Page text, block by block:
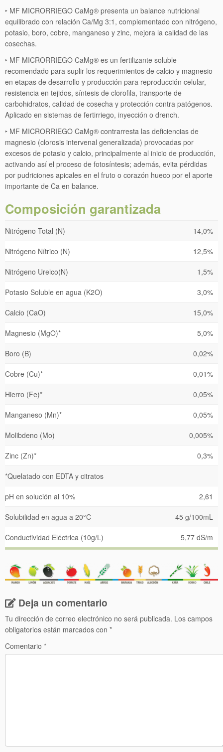
‣ MF MICRORRIEGO CaMg® presenta un balance nutricional
equilibrado con relación Ca/Mg 3:1, complementado con nitrógeno,
potasio, boro, cobre, manganeso y zinc, mejora la calidad de las
cosechas.
‣ MF MICRORRIEGO CaMg® es un fertilizante soluble
recomendado para suplir los requerimientos de calcio y magnesio
en etapas de desarrollo y producción para reproducción celular,
resistencia en tejidos, síntesis de clorofila, transporte de
carbohidratos, calidad de cosecha y protección contra patógenos.
Aplicado en sistemas de fertirriego, inyección o drench.
‣ MF MICRORRIEGO CaMg® contrarresta las deficiencias de
magnesio (clorosis intervenal generalizada) provocadas por
excesos de potasio y calcio, principalmente al inicio de producción,
activando así el proceso de fotosíntesis; además, evita pérdidas
por pudriciones apicales en el fruto o corazón hueco por el aporte
importante de Ca en balance.
Composición garantizada
Nitrógeno Total (N) 14,0%
Nitrógeno Nítrico (N) 12,5%
Nitrógeno Ureico(N) 1,5%
Potasio Soluble en agua (K2O) 3,0%
Calcio (CaO) 15,0%
Magnesio (MgO)* 5,0%
Boro (B) 0,02%
Cobre (Cu)* 0,01%
Hierro (Fe)* 0,05%
Manganeso (Mn)* 0,05%
Molibdeno (Mo) 0,005%
Zinc (Zn)* 0,3%
*Quelatado con EDTA y citratos
pH en solución al 10% 2,61
Solubilidad en agua a 20°C 45 g/100mL
Conductividad Eléctrica (10g/L) 5,77 dS/m
Deja un comentario
Tu dirección de correo electrónico no será publicada. Los campos
obligatorios están marcados con *
Comentario *